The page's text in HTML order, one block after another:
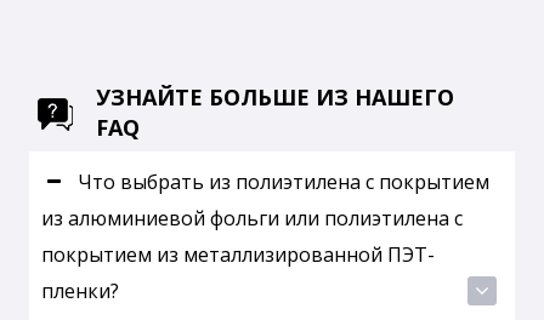
УЗНАЙТЕ БОЛЬШЕ ИЗ НАШЕГО
FAQ
Что выбрать из полиэтилена с покрытием
из алюминиевой фольги или полиэтилена с
покрытием из металлизированной ПЭТ-
пленки?